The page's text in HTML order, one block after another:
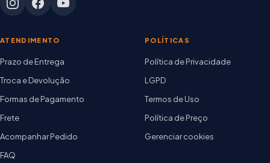
ATENDIMENTO
Prazo de Entrega
Troca e Devolução
Formas de Pagamento
Frete
Acompanhar Pedido
FAQ
POLÍTICAS
Política de Privacidade
LGPD
Termos de Uso
Política de Preço
Gerenciar cookies